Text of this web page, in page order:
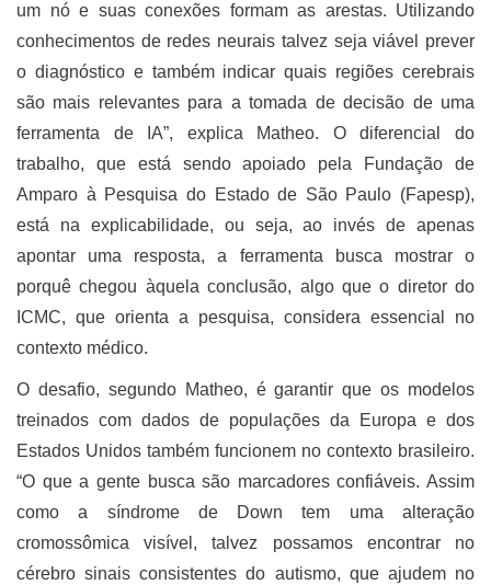
um nó e suas conexões formam as arestas. Utilizando
conhecimentos de redes neurais talvez seja viável prever
o diagnóstico e também indicar quais regiões cerebrais
são mais relevantes para a tomada de decisão de uma
ferramenta de IA”, explica Matheo. O diferencial do
trabalho, que está sendo apoiado pela Fundação de
Amparo à Pesquisa do Estado de São Paulo (Fapesp),
está na explicabilidade, ou seja, ao invés de apenas
apontar uma resposta, a ferramenta busca mostrar o
porquê chegou àquela conclusão, algo que o diretor do
ICMC, que orienta a pesquisa, considera essencial no
contexto médico.
O desafio, segundo Matheo, é garantir que os modelos
treinados com dados de populações da Europa e dos
Estados Unidos também funcionem no contexto brasileiro.
“O que a gente busca são marcadores confiáveis. Assim
como a síndrome de Down tem uma alteração
cromossômica visível, talvez possamos encontrar no
cérebro sinais consistentes do autismo, que ajudem no